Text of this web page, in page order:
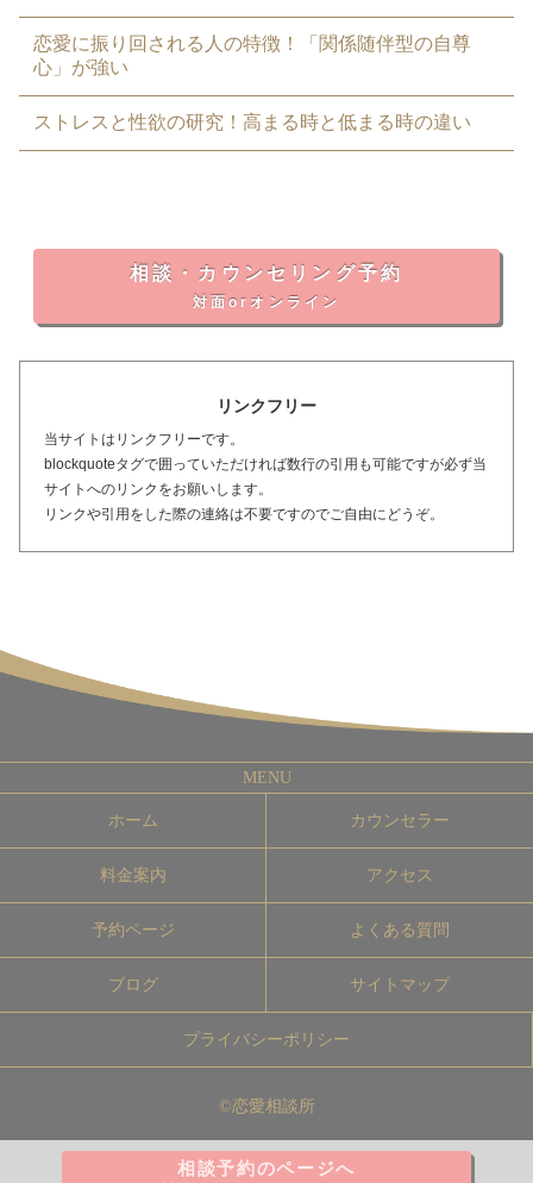
恋愛に振り回される人の特徴！「関係随伴型の自尊
心」が強い
ストレスと性欲の研究！高まる時と低まる時の違い
相談・カウンセリング予約
対面orオンライン
リンクフリー
当サイトはリンクフリーです。
blockquoteタグで囲っていただければ数行の引用も可能ですが必ず当
サイトへのリンクをお願いします。
リンクや引用をした際の連絡は不要ですのでご自由にどうぞ。
ホーム カウンセラー
料金案内 アクセス
予約ページ よくある質問
ブログ サイトマップ
プライバシーポリシー
©恋愛相談所
相談予約のページへ